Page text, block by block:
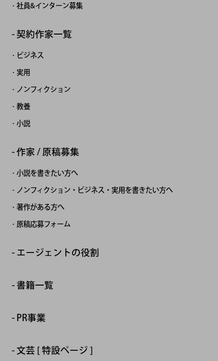
社員&インターン募集
契約作家一覧
ビジネス
実用
ノンフィクション
教養
小説
作家 / 原稿募集
小説を書きたい方へ
ノンフィクション・ビジネス・実用を書きたい方へ
著作がある方へ
原稿応募フォーム
エージェントの役割
書籍一覧
PR事業
文芸 [ 特設ページ ]